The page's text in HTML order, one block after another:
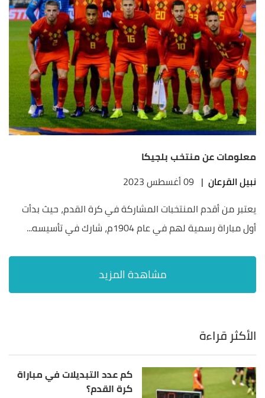
معلومات عن منتخب بلجيكا
نبيل القرعان | 09 أغسطس 2023
يعتبر من أقدم المنتخبات المشاركة في كرة القدم، حيث بدأت
أول مباراة رسمية لهم في عام 1904م، شارك في تأسيسه...
الأكثر قراءة
كم عدد التبديلات في مباراة
كرة القدم؟